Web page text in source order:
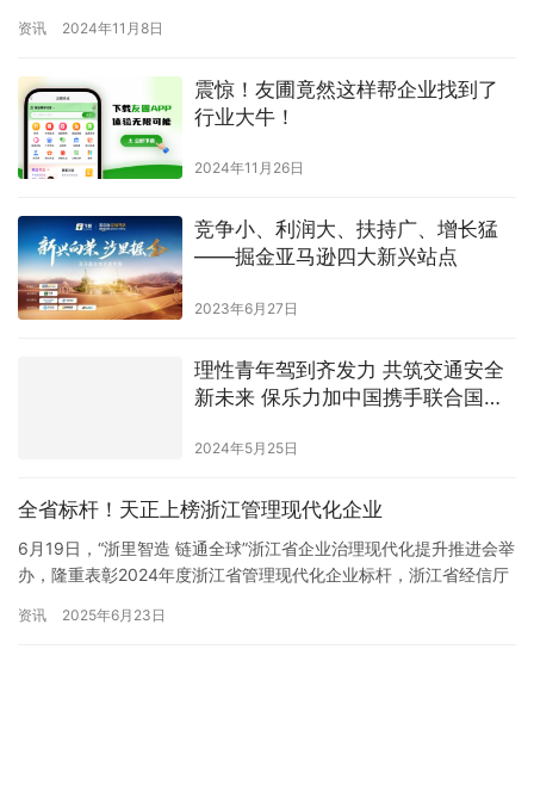
指出：长期缺乏活动和沟通，容易导致思维能力、行动能力的退
三大风险。而“代际关怀”则能大大降低老年人患有认知障碍的风险。
所谓…
资讯 2024年11月8日
震惊！友圃竟然这样帮企业找到了
行业大牛！
2024年11月26日
竞争小、利润大、扶持广、增长猛
——掘金亚马逊四大新兴站点
2023年6月27日
理性青年驾到齐发力 共筑交通安全
新未来 保乐力加中国携手联合国训
科普行动
2024年5月25日
全省标杆！天正上榜浙江管理现代化企业
6月19日，“浙里智造 链通全球”浙江省企业治理现代化提升推进会举
办，隆重表彰2024年度浙江省管理现代化企业标杆，浙江省经信厅
授牌。 “推进企业治理现代化，助力企业提质增效、赢得市场。”省
资讯 2025年6月23日